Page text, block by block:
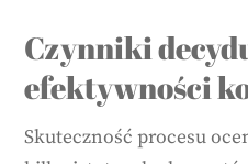
Czynniki
efektywności
Skuteczność procesu